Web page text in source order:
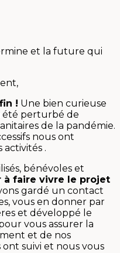
et la future qui
! Une bien curieuse
été perturbé de
de la pandémie.
nous ont
.
bénévoles et
à faire vivre le projet
gardé un contact
vous en donner par
et développé le
vous assurer la
et de nos
suivi et nous vous